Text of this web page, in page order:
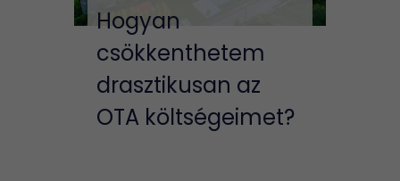
Hogyan
csökkenthetem
drasztikusan az
OTA költségeimet?